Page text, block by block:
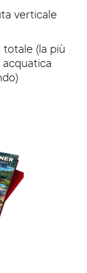
verticale
totale (la più